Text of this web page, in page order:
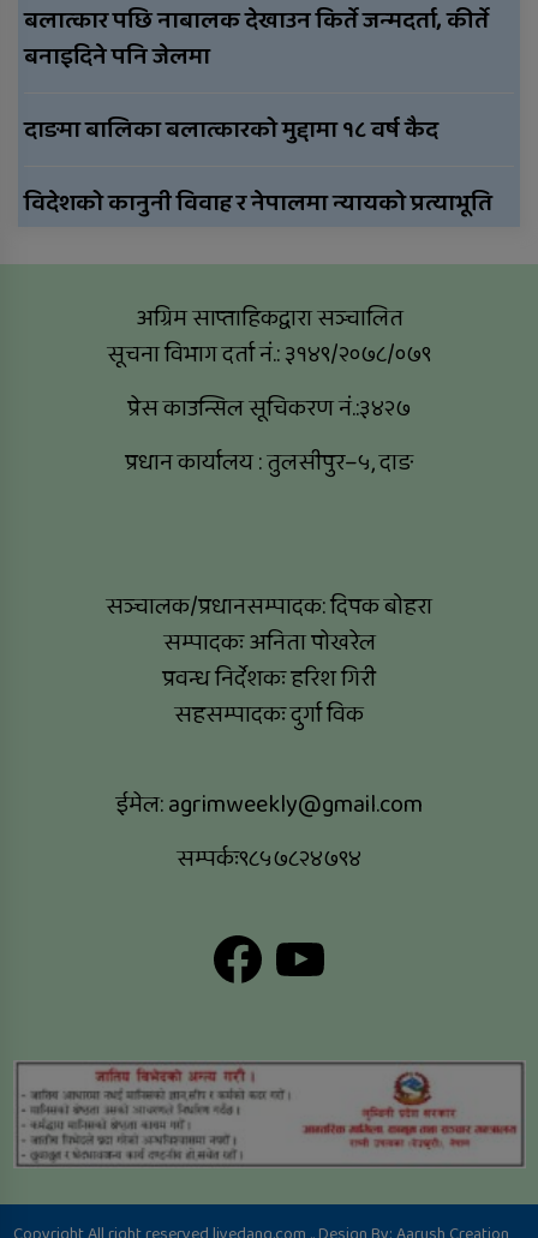
बलात्कार पछि नाबालक देखाउन किर्ते जन्मदर्ता, कीर्ते
बनाइदिने पनि जेलमा
दाङमा बालिका बलात्कारको मुद्दामा १८ वर्ष कैद
विदेशको कानुनी विवाह र नेपालमा न्यायको प्रत्याभूति
अग्रिम साप्ताहिकद्वारा सञ्चालित
सूचना विभाग दर्ता नं.: ३१४९/२०७८/०७९
प्रेस काउन्सिल सूचिकरण नं.:३४२७
प्रधान कार्यालय : तुलसीपुर–५, दाङ
सञ्चालक/प्रधानसम्पादक: दिपक बोहरा
सम्पादकः अनिता पोखरेल
प्रवन्ध निर्देशकः हरिश गिरी
सहसम्पादकः दुर्गा विक
ईमेल:agrimweekly@gmail.com
सम्पर्कः९८५७८२४७९४
Facebook
YouTube